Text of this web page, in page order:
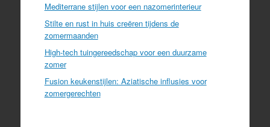
Mediterrane stijlen voor een nazomerinterieur
Stilte en rust in huis creëren tijdens de
zomermaanden
High-tech tuingereedschap voor een duurzame
zomer
Fusion keukenstijlen: Aziatische influsies voor
zomergerechten